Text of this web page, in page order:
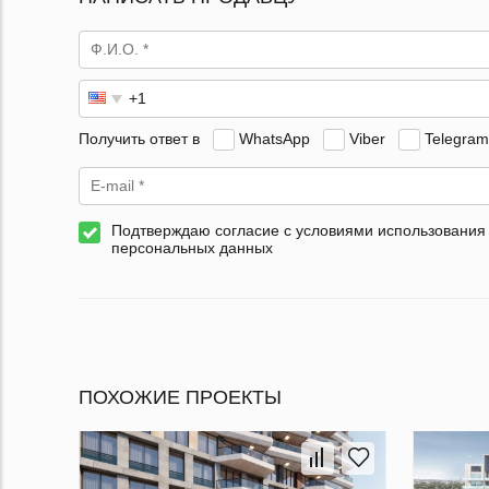
Получить ответ в WhatsApp Viber Telegram
Подтверждаю согласие с условиями использования
персональных данных
ПОХОЖИЕ ПРОЕКТЫ